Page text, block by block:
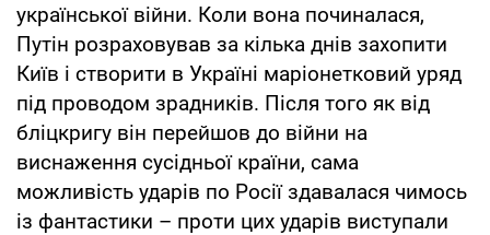
української війни. Коли вона починалася,
Путін розраховував за кілька днів захопити
Київ і створити в Україні маріонетковий уряд
під проводом зрадників. Після того як від
бліцкригу він перейшов до війни на
виснаження сусідньої країни, сама
можливість ударів по Росії здавалася чимось
із фантастики – проти цих ударів виступали